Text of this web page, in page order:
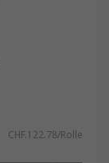
CHF.122.78/Rolle